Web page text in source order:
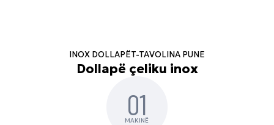
INOX DOLLAPËT-TAVOLINA PUNE
Dollapë çeliku inox
01
MAKINË